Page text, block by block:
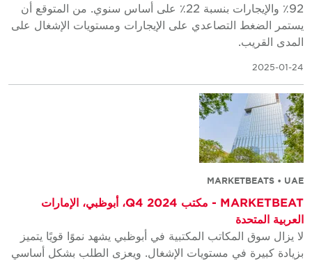
92٪ والإيجارات بنسبة 22٪ على أساس سنوي. من المتوقع أن
يستمر الضغط التصاعدي على الإيجارات ومستويات الإشغال على
المدى القريب.
2025-01-24
MARKETBEATS • UAE
MARKETBEAT - مكتب Q4 2024، أبوظبي، الإمارات
العربية المتحدة
لا يزال سوق المكاتب المكتبية في أبوظبي يشهد نموًا قويًا يتميز
بزيادة كبيرة في مستويات الإشغال. ويعزى الطلب بشكل أساسي